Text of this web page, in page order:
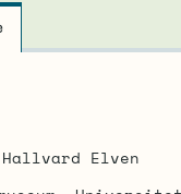
Hallvard Elven